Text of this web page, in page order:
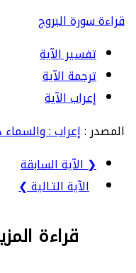
قراءة سورة البروج
تفسير الآية
ترجمة الآية
إعراب الآية
المصدر :إعراب : والسماء
❮ الآية السابقة
الآية التـالية ❯
قراءة